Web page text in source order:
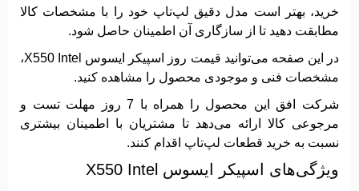
خرید، بهتر است مدل دقیق لپ‌تاپ خود را با مشخصات کالا
مطابقت دهید تا از سازگاری آن اطمینان حاصل شود.
در این صفحه می‌توانید قیمت روز اسپیکر ایسوس X550 Intel،
مشخصات فنی و موجودی محصول را مشاهده کنید.
شرکت افق این محصول را همراه با
7 روز مهلت تست و
مرجوعی کالا ارائه می‌دهد تا مشتریان با اطمینان بیشتری
نسبت به خرید قطعات لپ‌تاپ اقدام کنند.
ویژگی‌های اسپیکر ایسوس X550 Intel